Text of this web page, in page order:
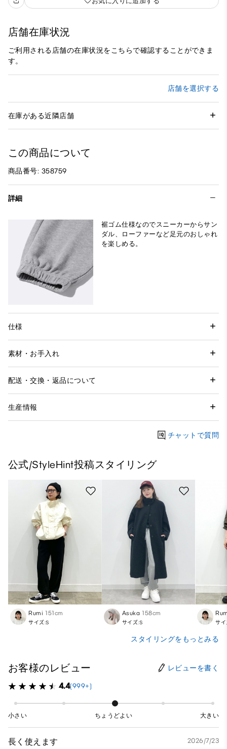
店舗在庫状況
ご利用される店舗の在庫状況をこちらで確認することができま
す。
店舗を選択する
在庫がある近隣店舗
この商品について
商品番号: 358759
詳細
裾ゴム仕様なのでスニーカーからサン
ダル、ローファーなど足元のおしゃれ
を楽しめる。
仕様
素材・お手入れ
配送・交換・返品について
生産情報
チャットで質問
公式/StyleHint投稿スタイリング
Rumi 151cm
サイズ:S
Asuka 158cm
サイズ:S サイ
スタイリングをもっとみる
お客様のレビュー レビューを書く
4.4(999+)
小さい ちょうどよい 大きい
長く使えます 2026/7/23